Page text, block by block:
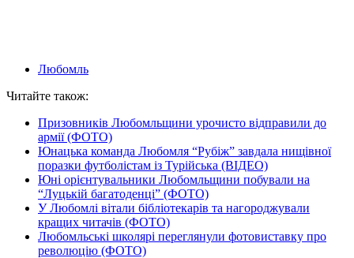
Любомль
Читайте також:
Призовників Любомльщини урочисто відправили до
армії (ФОТО)
Юнацька команда Любомля “Рубіж” завдала нищівної
поразки футболістам із Турійська (ВІДЕО)
Юні орієнтувальники Любомльщини побували на
“Луцькій багатоденці” (ФОТО)
У Любомлі вітали бібліотекарів та нагороджували
кращих читачів (ФОТО)
Любомльські школярі переглянули фотовиставку про
революцію (ФОТО)